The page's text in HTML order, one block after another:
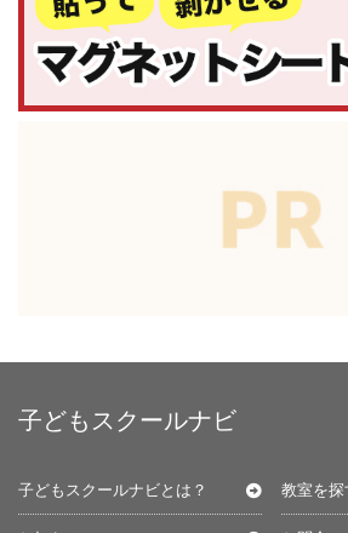
子どもスクールナビ
子どもスクールナビとは？ 教室を探